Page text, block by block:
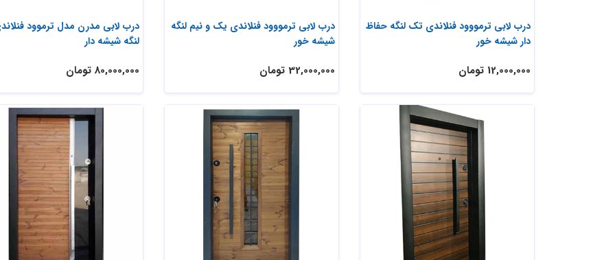
درب لابی ترمووود فنلاندی تک لنگه حفاظ
دار شیشه خور
12,000,000 تومان
درب لابی ترمووود فنلاندی یک و نیم لنگه
شیشه خور
32,000,000 تومان
درب لابی مدرن مدل ترموود
لنگه شیشه دار
80,000,000 تومان